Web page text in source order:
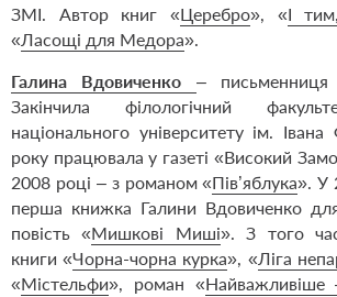
ЗМІ. Автор книг «Церебро», «І
«Ласощі для Медора».
Галина Вдовиченко – письменниця
Закінчила філологічний
національного університету ім.
року працювала у газеті «Високий
2008 році – з романом «Пів’яблука». У
перша книжка Галини Вдовиченко
повість «Мишкові Миші». З того
книги «Чорна-чорна курка», «Ліга
«Містельфи», роман «Найважливіше